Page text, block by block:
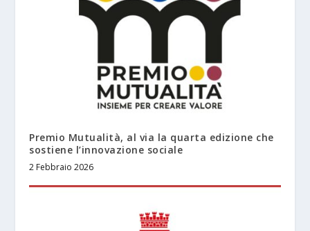
Premio Mutualità, al via la quarta edizione che
sostiene l’innovazione sociale
2 Febbraio 2026